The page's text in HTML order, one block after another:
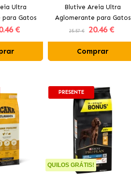
Ultra
para Gatos
.46 €
Blutive Areia Ultra
Aglomerante para Gatos
Aroma Aloe Vera
25.57 € 20.46 €
Comprar
PRESENTE
QUILOS GRÁTIS!